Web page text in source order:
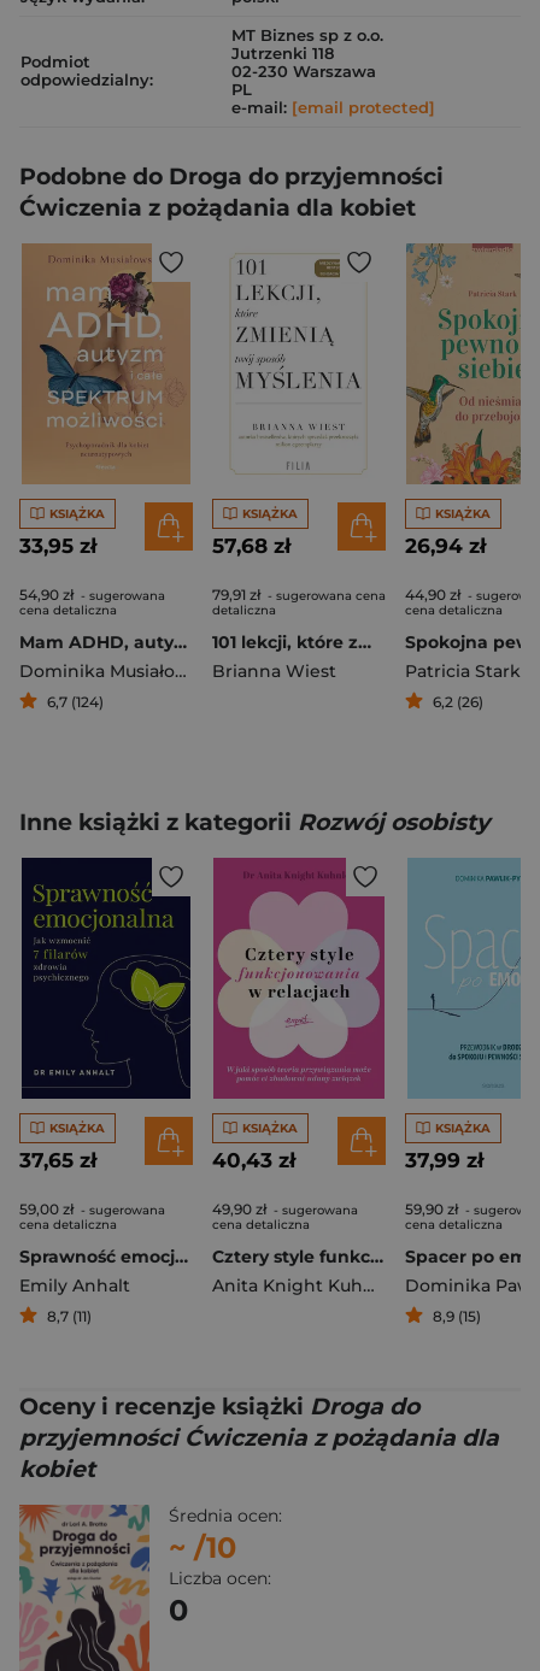
Podmiot
odpowiedzialny:
MT Biznes sp z o.o.
Jutrzenki 118
02-230 Warszawa
PL
e-mail: [email protected]
Podobne do Droga do przyjemności
Ćwiczenia z pożądania dla kobiet
KSIĄŻKA
33,95 zł
54,90 zł - sugerowana
cena detaliczna
Mam ADHD, autyzm i całe spektrum możliwości. Psychoporadnik dla kobiet neuroatypowych
Dominika Musiałowska
6,7 (124)
KSIĄŻKA
57,68 zł
79,91 zł - sugerowana cena
detaliczna
101 lekcji, które zmienią twój sposób myślenia
Brianna Wiest
KSIĄŻKA
26,94 zł
44,90 zł -
cena detaliczna
Patricia Stark
6,2 (26)
Inne książki z kategorii Rozwój osobisty
KSIĄŻKA
37,65 zł
59,00 zł - sugerowana
cena detaliczna
Sprawność emocjonalna. Jak wzmocnić 7 filarów zdrowia psychicznego
Emily Anhalt
8,7 (11)
KSIĄŻKA
40,43 zł
49,90 zł - sugerowana
cena detaliczna
Cztery style funkcjonowania w relacjach. W jaki sposób teoria przywiązania może pomóc ci zbudować udany związek
Anita Knight Kuhnley
KSIĄŻKA
37,99 zł
59,90 zł -
cena detaliczna
8,9 (15)
Oceny i recenzje książki Droga do
przyjemności Ćwiczenia z pożądania dla
kobiet
Średnia ocen:
~ /10
Liczba ocen:
0